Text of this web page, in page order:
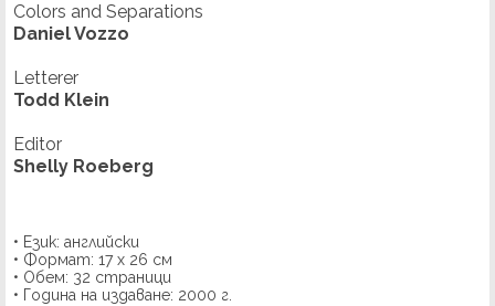
Colors and Separations
Daniel Vozzo
Letterer
Todd Klein
Editor
Shelly Roeberg
• Език: английски
• Формат: 17 х 26 см
• Обем: 32 страници
• Година на издаване: 2000 г.